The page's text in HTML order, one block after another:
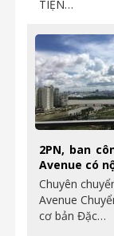
TIỆN…
2PN, ban
Avenue có
Chuyên
Avenue
cơ bản Đặc…